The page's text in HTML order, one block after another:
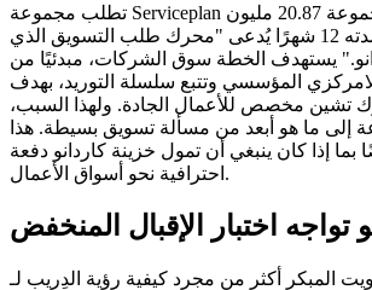
تطلب مجموعة Serviceplan ما مجموعة 20.87 مليون ADA لتمويل
مشروع تجريبي مدته 12 شهرًا يُدعى "محرك طلب التسويق الذي
يستهدف الخطة سوق الشركات، مبدئيًا من
المؤسسي وتتبع سلسلة التوريد، بهدف
تشين مخصص للأعمال الجادة. ولهذا السبب،
إلى ما هو أبعد من مسألة تسويق بسيطة. هذا
بما إذا كان ينبغي أن تمول خزينة كاردانو دفعة
احترافية نحو أسواق الأعمال.
تواجه اختبار الإقبال المنخفض
المبكر أكثر من مجرد كيفية رؤية الدِريب لـ